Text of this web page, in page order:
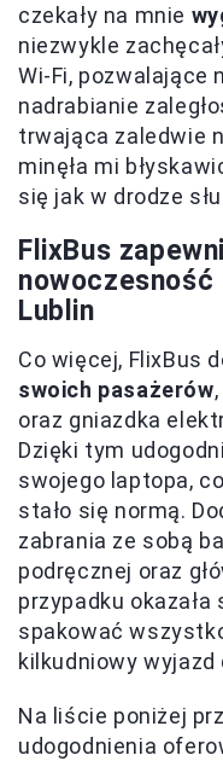
czekały na mnie
niezwykle
Wi-Fi, pozwalające
nadrabianie
trwająca zaledwie
minęła mi
się jak w drodze
FlixBus
nowoczesność
Lublin
Co więcej, FlixBus
swoich pasażerów
oraz gniazdka
Dzięki tym
swojego laptopa,
stało się normą.
zabrania ze sobą
podręcznej oraz
przypadku
spakować
kilkudniowy wyjazd
Na liście poniżej
udogodnienia